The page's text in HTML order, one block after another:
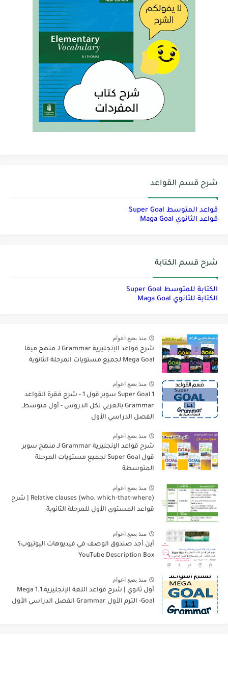
شرح قسم القواعد
قواعد المتوسط Super Goal
قواعد الثانوي Maga Goal
شرح قسم الكتابة
الكتابة للمتوسط Super Goal
الكتابة للثانوي Maga Goal
منذ بضع اعوام
شرح قواعد الإنجليزية Grammar لـ منهج ميقا
Mega Goal لجميع مستويات المرحلة الثانوية
منذ بضع اعوام
Super Goal 1 سوبر قول 1 - شرح فقرة القواعد
Grammar بالعربي لكل الدروس - أول متوسط,
الفصل الدراسي الأول
منذ بضع اعوام
شرح قواعد الإنجليزية Grammar لـ منهج سوبر
قول Super Goal لجميع مستويات المرحلة
المتوسطة
منذ بضع اعوام
Relative clauses (who, which-that-where) | شرح
قواعد المستوى الأول للمرحلة الثانوية
منذ بضع اعوام
أين أجد صندوق الوصف في فيديوهات اليوتيوب؟
YouTube Description Box
منذ بضع اعوام
أول ثانوي | شرح قواعد اللغة الإنجليزية 1.1 Mega
Goal- الترم الأول Grammar الفصل الدراسي الأول